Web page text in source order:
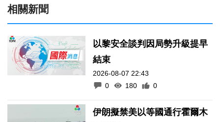
相關新聞
以黎安全談判因局勢升級提早
結束
2026-08-07 22:43
0
180 0
伊朗擬禁美以等國通行霍爾木